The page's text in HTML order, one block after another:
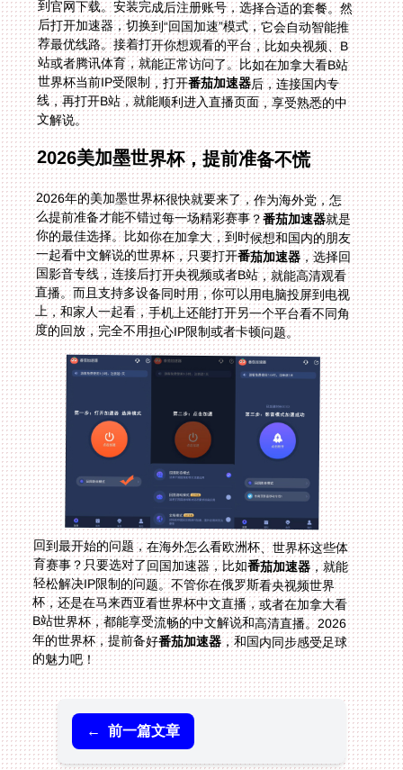
世界杯当前IP受限制，打开番茄加速器后，连接国内专
线，再打开B站，就能顺利进入直播页面，享受熟悉的中
文解说。
2026美加墨世界杯，提前准备不慌
2026年的美加墨世界杯很快就要来了，作为海外党，怎
么提前准备才能不错过每一场精彩赛事？番茄加速器就是
你的最佳选择。比如你在加拿大，到时候想和国内的朋友
一起看中文解说的世界杯，只要打开番茄加速器，选择回
国影音专线，连接后打开央视频或者B站，就能高清观看
直播。而且支持多设备同时用，你可以用电脑投屏到电视
上，和家人一起看，手机上还能打开另一个平台看不同角
度的回放，完全不用担心IP限制或者卡顿问题。
回到最开始的问题，在海外怎么看欧洲杯、世界杯这些体
育赛事？只要选对了回国加速器，比如番茄加速器，就能
轻松解决IP限制的问题。不管你在俄罗斯看央视频世界
杯，还是在马来西亚看世界杯中文直播，或者在加拿大看
B站世界杯，都能享受流畅的中文解说和高清直播。2026
年的世界杯，提前备好番茄加速器，和国内同步感受足球
的魅力吧！
← 前一篇文章